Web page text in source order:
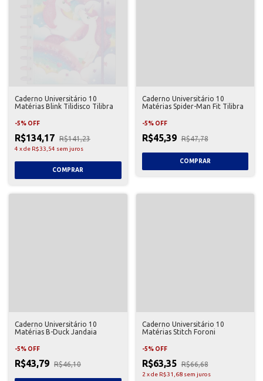
Caderno Universitário 10
Matérias Blink Tilidisco Tilibra
-5% OFF
R$134,17 R$141,23
4 xde R$33,54 sem juros
Caderno Universitário 10
Matérias Spider-Man Fit Tilibra
-5% OFF
R$45,39 R$47,78
Caderno Universitário 10
Matérias B-Duck Jandaia
-5% OFF
R$43,79 R$46,10
Caderno Universitário 10
Matérias Stitch Foroni
-5% OFF
R$63,35 R$66,68
2 xde R$31,68 sem juros